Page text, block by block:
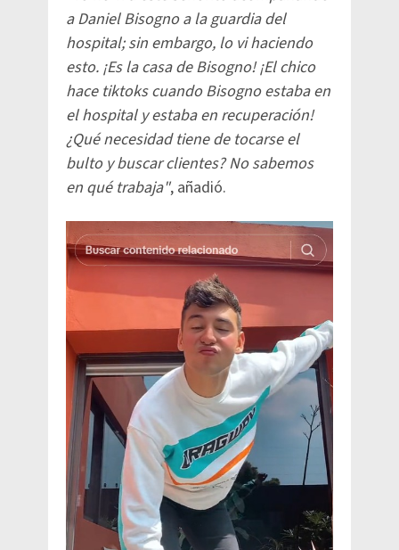
a Daniel Bisogno a la guardia del
hospital; sin embargo, lo vi haciendo
esto. ¡Es la casa de Bisogno! ¡El chico
hace tiktoks cuando Bisogno estaba en
el hospital y estaba en recuperación!
¿Qué necesidad tiene de tocarse el
bulto y buscar clientes? No sabemos
en qué trabaja", añadió.